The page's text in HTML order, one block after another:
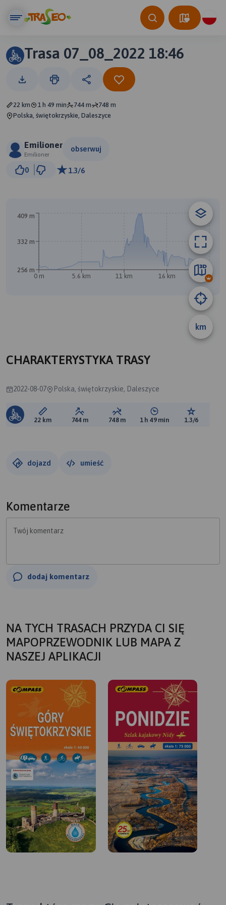
Trasa 07_08_2022 18:46
22 km 1 h 49 min 744 m
748 m
Polska, świętokrzyskie, Daleszyce
Emilioner
Emilioner
obserwuj
0 1.3/6
B
A
km
0 m 5.6 km 11 km 16 km 22 km
256 m
332 m
409 m
CHARAKTERYSTYKA TRASY
2022-08-07 Polska, świętokrzyskie, Daleszyce
Długość trasy:
22 km Suma przewyższeń:
744 m Suma spadków:
748 m Średni czas potrzebny
1 h 49 min Ocena
1.3/6
dojazd umieść
Komentarze
Twój komentarz
dodaj komentarz
NA TYCH TRASACH PRZYDA CI SIĘ
MAPOPRZEWODNIK LUB MAPA Z
NASZEJ APLIKACJI